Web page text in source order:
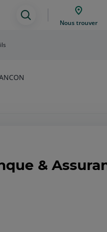
Assistance
Nous trouver
&